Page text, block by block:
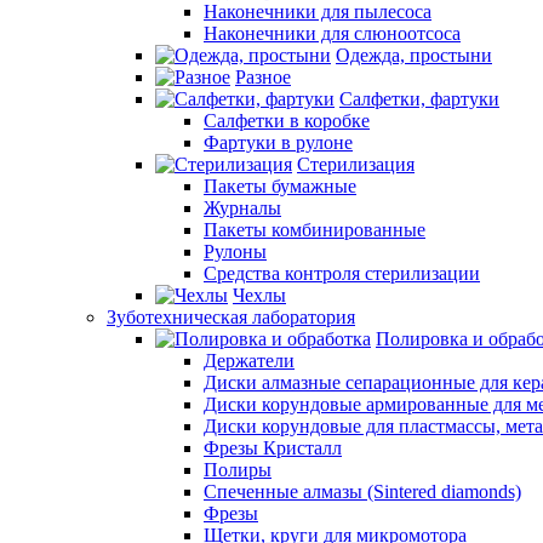
Наконечники для пылесоса
Наконечники для слюноотсоса
Одежда, простыни
Разное
Салфетки, фартуки
Салфетки в коробке
Фартуки в рулоне
Стерилизация
Пакеты бумажные
Журналы
Пакеты комбинированные
Рулоны
Средства контроля стерилизации
Чехлы
Зуботехническая лаборатория
Полировка и
Держатели
Диски алмазные сепарационные для
Диски корундовые армированные для
Диски корундовые для пластмассы,
Фрезы Кристалл
Полиры
Спеченные алмазы (Sintered diamonds)
Фрезы
Щетки, круги для микромотора